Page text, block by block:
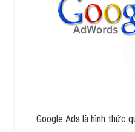
Google Ads là hình thức